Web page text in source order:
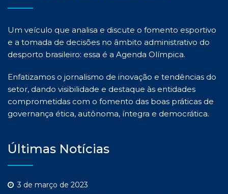
Um veículo que analisa e discute o fomento esportivo
e a tomada de decisões no âmbito administrativo do
desporto brasileiro: essa é a Agenda Olímpica.
Enfatizamos o jornalismo de inovação e tendências do
setor, dando visibilidade e destaque às entidades
comprometidas com o fomento das boas práticas de
governança ética, autônoma, íntegra e democrática.
Últimas Notícias
3 de março de 2023